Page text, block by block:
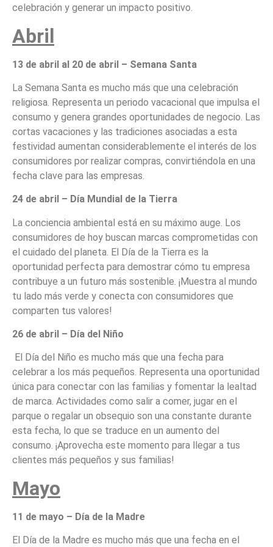
celebración y generar un impacto positivo.
Abril
13 de abril al 20 de abril – Semana Santa
La Semana Santa es mucho más que una celebración
religiosa. Representa un periodo vacacional que impulsa el
consumo y genera grandes oportunidades de negocio. Las
cortas vacaciones y las tradiciones asociadas a esta
festividad aumentan considerablemente el interés de los
consumidores por realizar compras, convirtiéndola en una
fecha clave para las empresas.
24 de abril – Día Mundial de la Tierra
La conciencia ambiental está en su máximo auge. Los
consumidores de hoy buscan marcas comprometidas con
el cuidado del planeta. El Día de la Tierra es la
oportunidad perfecta para demostrar cómo tu empresa
contribuye a un futuro más sostenible. ¡Muestra al mundo
tu lado más verde y conecta con consumidores que
comparten tus valores!
26 de abril – Día del Niño
El Día del Niño es mucho más que una fecha para
celebrar a los más pequeños. Representa una oportunidad
única para conectar con las familias y fomentar la lealtad
de marca. Actividades como salir a comer, jugar en el
parque o regalar un obsequio son una constante durante
esta fecha, lo que se traduce en un aumento del
consumo. ¡Aprovecha este momento para llegar a tus
clientes más pequeños y sus familias!
Mayo
11 de mayo – Día de la Madre
El Día de la Madre es mucho más que una fecha en el